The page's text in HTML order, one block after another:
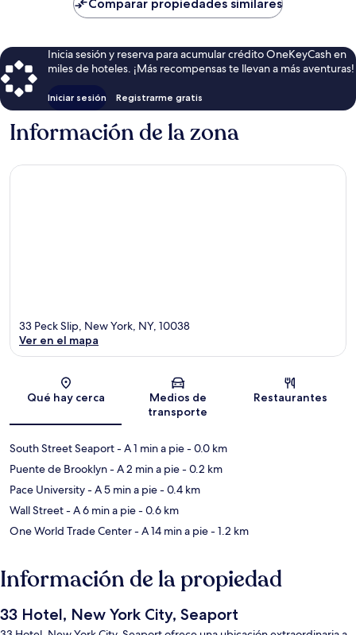
$212
Comparar propiedades similares
Inicia sesión y reserva para acumular crédito OneKeyCash en
miles de hoteles. ¡Más recompensas te llevan a más aventuras!
Iniciar sesión Registrarme gratis
Información de la zona
Sección del mapa
33 Peck Slip, New York, NY, 10038
Ver en el mapa
Qué hay cerca
Medios de
transporte
Restaurantes
South Street Seaport- A 1 min a pie- 0.0 km
Puente de Brooklyn- A 2 min a pie- 0.2 km
Pace University- A 5 min a pie- 0.4 km
Wall Street- A 6 min a pie- 0.6 km
One World Trade Center- A 14 min a pie- 1.2 km
Información de la propiedad
33 Hotel, New York City, Seaport